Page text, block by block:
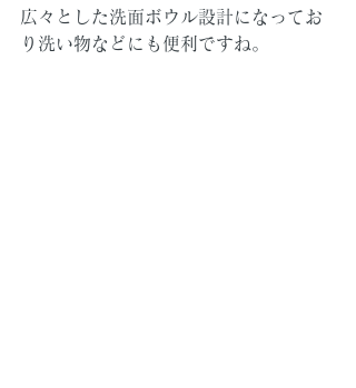
広々とした洗面ボウル設計になってお
り洗い物などにも便利ですね。